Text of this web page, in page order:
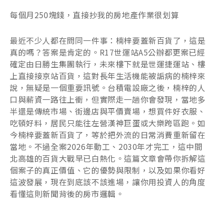
每個月250塊錢，直接抄我的房地產作業很划算
最近不少人都在問同一件事：楠梓要蓋新百貨了，這是
真的嗎？答案是肯定的。R17世運站A5公辦都更案已經
確定由日勝生集團執行，未來樓下就是世運捷運站、樓
上直接接京站百貨，這對長年生活機能被詬病的楠梓來
說，無疑是一個重要訊號。台積電設廠之後，楠梓的人
口與薪資一路往上衝，但實際走一趟你會發現，當地多
半還是傳統市場、街邊店與平價賣場，想買件好衣服、
吃頓好料，居民只能往左營漢神巨蛋或大樂跨區跑。如
今楠梓要蓋新百貨了，等於把外流的日常消費重新留在
當地。不過全案2026年動工、2030年才完工，這中間
北高雄的百貨大戰早已白熱化。這篇文章會帶你拆解這
個案子的真正價值、它的優勢與限制，以及如果你看好
這波發展，現在到底該不該進場，讓你用投資人的角度
看懂這則新聞背後的房市邏輯。